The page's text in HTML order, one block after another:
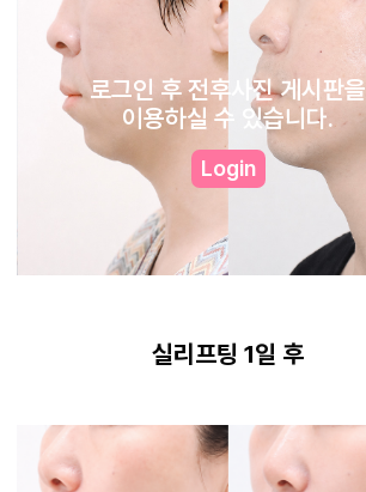
로그인 후 전후사진 게시판을
이용하실 수 있습니다.
Login
실리프팅 1일 후